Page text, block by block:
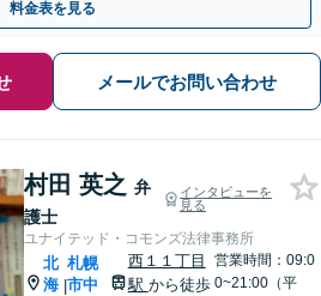
料金表を見る
メールでお問い合わせ
村田 英之 弁
護士
インタビューを
見る
ユナイテッド・コモンズ法律事務所
北
海 |
札幌
市中
西１１丁目
駅 から徒歩
営業時間：09:0
0~21:00（平